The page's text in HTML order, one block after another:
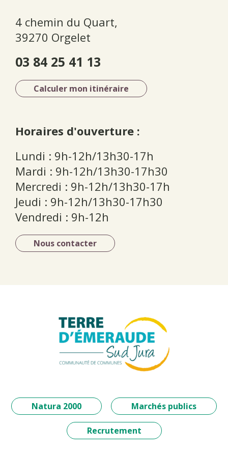
4 chemin du Quart,
39270 Orgelet
03 84 25 41 13
Calculer mon itinéraire
Horaires d'ouverture :
Lundi : 9h-12h/13h30-17h
Mardi : 9h-12h/13h30-17h30
Mercredi : 9h-12h/13h30-17h
Jeudi : 9h-12h/13h30-17h30
Vendredi : 9h-12h
Nous contacter
Natura 2000 Marchés publics
Recrutement